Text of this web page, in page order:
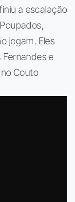
a escalação
jogam. Eles
e
Couto